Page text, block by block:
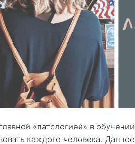
«патологией» в
каждого человека.